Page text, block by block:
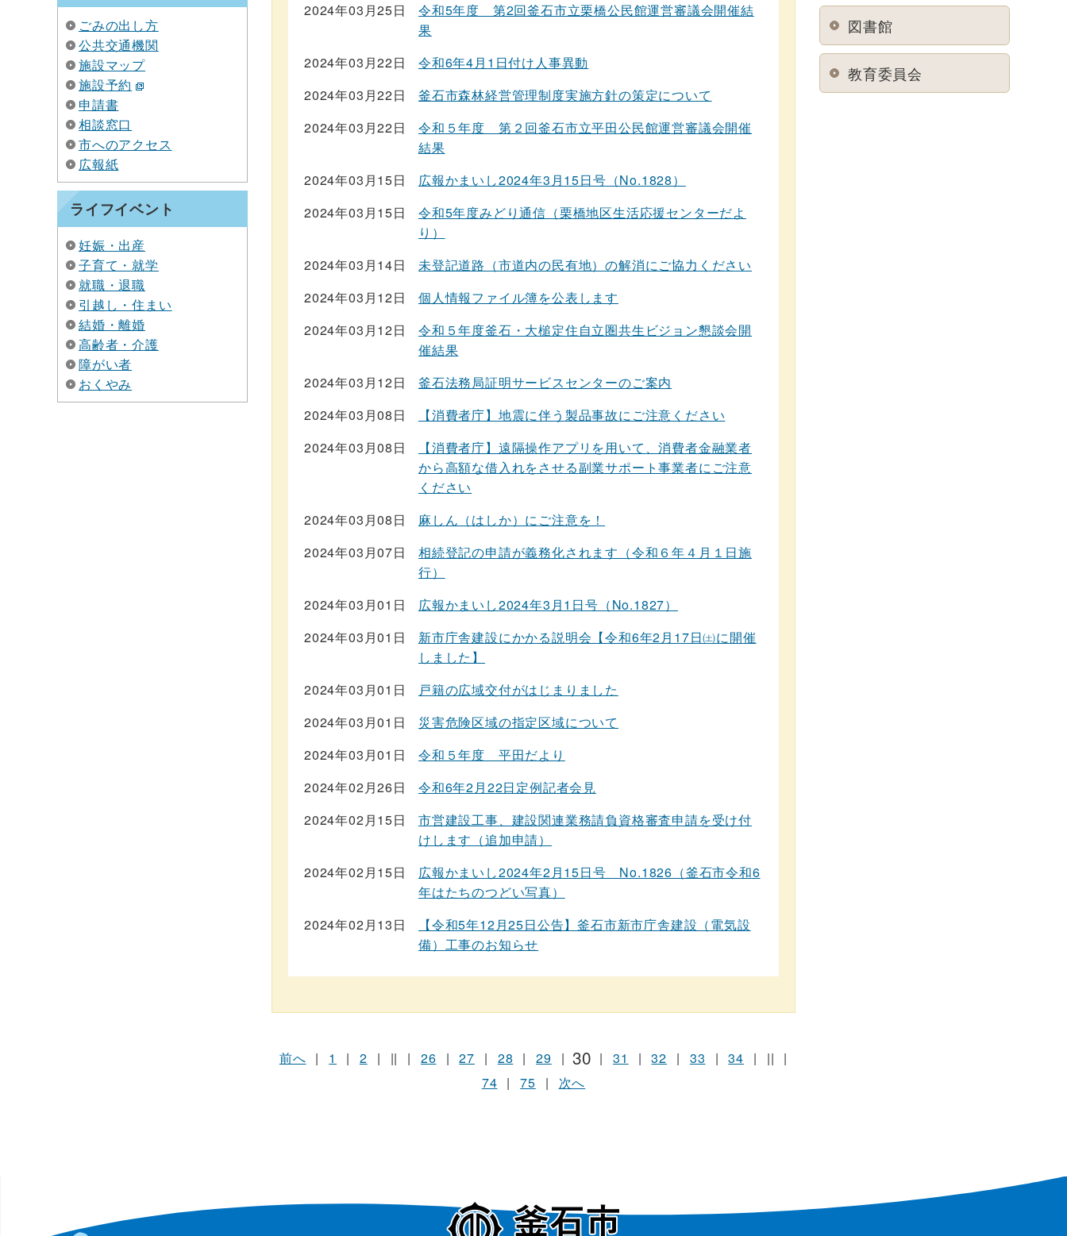
ごみの出し方
公共交通機関
施設マップ
施設予約
申請書
相談窓口
市へのアクセス
広報紙
ライフイベント
妊娠・出産
子育て・就学
就職・退職
引越し・住まい
結婚・離婚
高齢者・介護
障がい者
おくやみ
2024年03月25日
令和5年度 第2回釜石市立栗橋公民館運営審議会開催結
果
2024年03月22日
令和6年4月1日付け人事異動
2024年03月22日
釜石市森林経営管理制度実施方針の策定について
2024年03月22日
令和５年度 第２回釜石市立平田公民館運営審議会開催
結果
2024年03月15日
広報かまいし2024年3月15日号（No.1828）
2024年03月15日
令和5年度みどり通信（栗橋地区生活応援センターだよ
り）
2024年03月14日
未登記道路（市道内の民有地）の解消にご協力ください
2024年03月12日
個人情報ファイル簿を公表します
2024年03月12日
令和５年度釜石・大槌定住自立圏共生ビジョン懇談会開
催結果
2024年03月12日
釜石法務局証明サービスセンターのご案内
2024年03月08日
【消費者庁】地震に伴う製品事故にご注意ください
2024年03月08日
【消費者庁】遠隔操作アプリを用いて、消費者金融業者
から高額な借入れをさせる副業サポート事業者にご注意
ください
2024年03月08日
麻しん（はしか）にご注意を！
2024年03月07日
相続登記の申請が義務化されます（令和６年４月１日施
行）
2024年03月01日
広報かまいし2024年3月1日号（No.1827）
2024年03月01日
新市庁舎建設にかかる説明会【令和6年2月17日㈯に開催
しました】
2024年03月01日
戸籍の広域交付がはじまりました
2024年03月01日
災害危険区域の指定区域について
2024年03月01日
令和５年度 平田だより
2024年02月26日
令和6年2月22日定例記者会見
2024年02月15日
市営建設工事、建設関連業務請負資格審査申請を受け付
けします（追加申請）
2024年02月15日
広報かまいし2024年2月15日号 No.1826（釜石市令和6
年はたちのつどい写真）
2024年02月13日
【令和5年12月25日公告】釜石市新市庁舎建設（電気設
備）工事のお知らせ
前へ | 1 | 2 | || | 26 | 27 | 28 | 29 | 30 | 31 | 32 | 33 | 34 | ||
|
74 | 75 | 次へ
図書館
教育委員会